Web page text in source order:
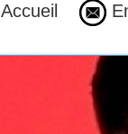
Accueil